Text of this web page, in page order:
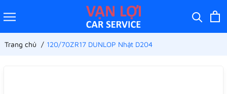
Trang chủ 120/70ZR17 DUNLOP Nhật D204